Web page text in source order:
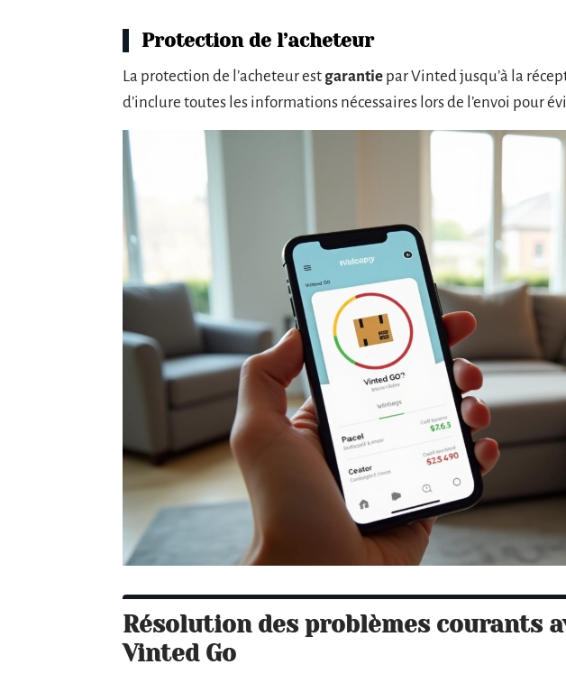
Protection de l’acheteur
La protection de l’acheteur est garantie par Vinted jusqu’à la
d’inclure toutes les informations nécessaires lors de l’envoi pour
Résolution des problèmes courants
Vinted Go